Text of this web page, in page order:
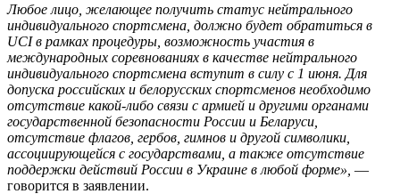
Любое лицо, желающее получить статус нейтрального
индивидуального спортсмена, должно будет обратиться в
UCI в рамках процедуры, возможность участия в
международных соревнованиях в качестве нейтрального
индивидуального спортсмена вступит в силу с 1 июня. Для
допуска российских и белорусских спортсменов необходимо
отсутствие какой-либо связи с армией и другими органами
государственной безопасности России и Беларуси,
отсутствие флагов, гербов, гимнов и другой символики,
ассоциирующейся с государствами, а также отсутствие
поддержки действий России в Украине в любой форме», —
говорится в заявлении.